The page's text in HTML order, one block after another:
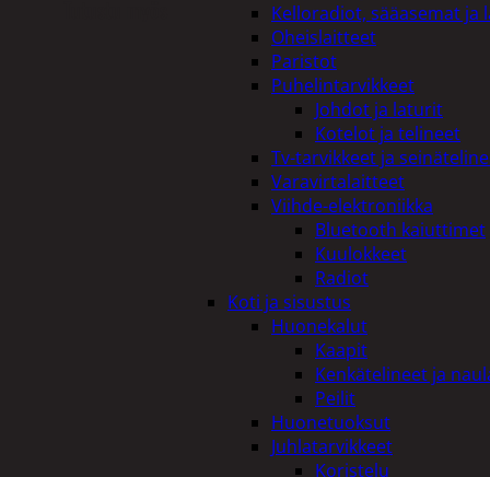
Kelloradiot, sääasemat
Oheislaitteet
Paristot
Puhelintarvikkeet
Johdot ja laturit
Kotelot ja telineet
Tv-tarvikkeet ja
Varavirtalaitteet
Viihde-elektroniikka
Bluetooth kaiuttimet
Kuulokkeet
Radiot
Koti ja sisustus
Huonekalut
Kaapit
Kenkätelineet ja
Peilit
Huonetuoksut
Juhlatarvikkeet
Koristelu